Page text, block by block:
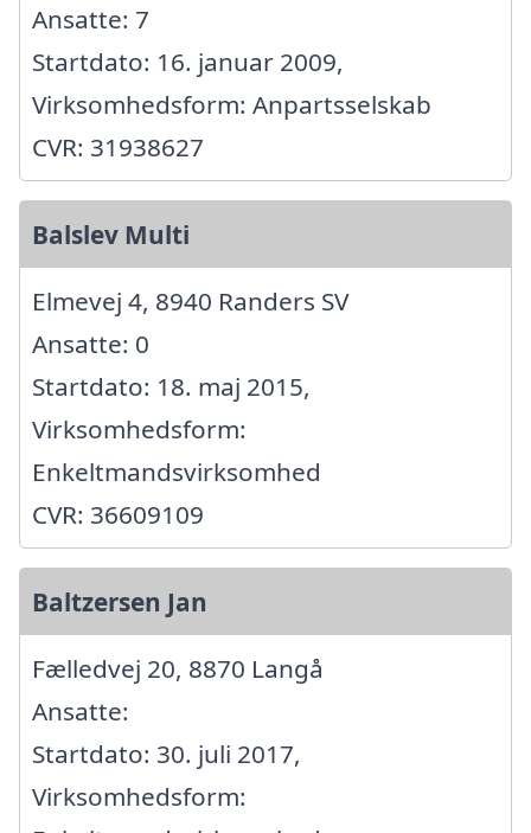
Ansatte: 7
Startdato: 16. januar 2009,
Virksomhedsform: Anpartsselskab
CVR: 31938627
Balslev Multi
Elmevej 4, 8940 Randers SV
Ansatte: 0
Startdato: 18. maj 2015,
Virksomhedsform:
Enkeltmandsvirksomhed
CVR: 36609109
Baltzersen Jan
Fælledvej 20, 8870 Langå
Ansatte:
Startdato: 30. juli 2017,
Virksomhedsform: